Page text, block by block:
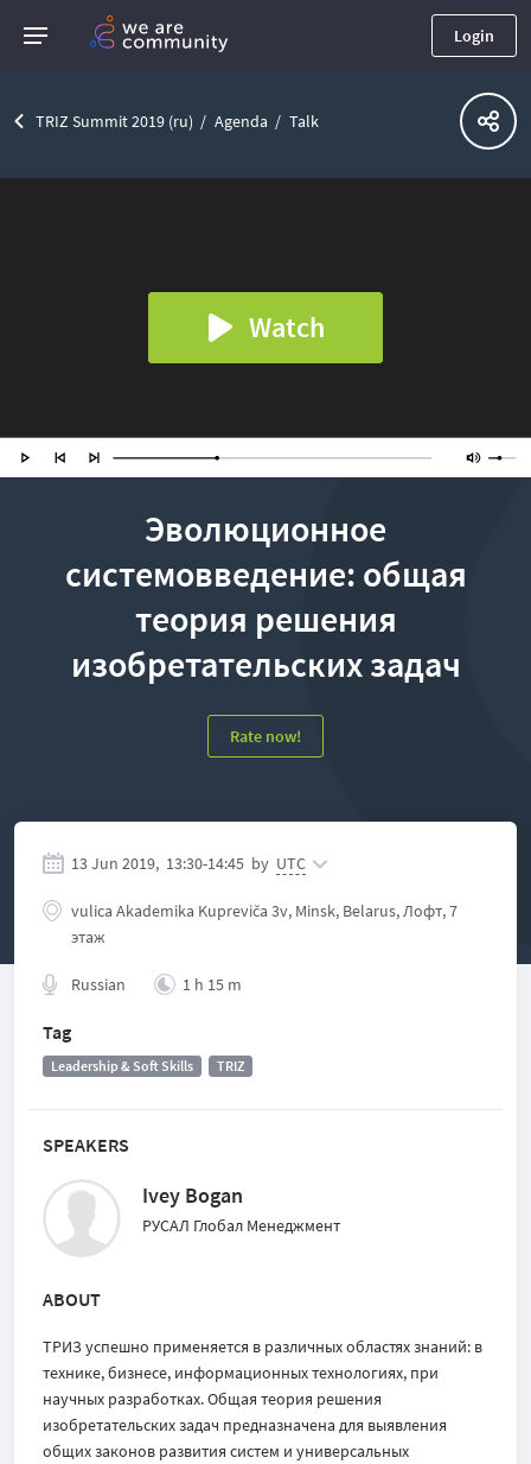
Login
TRIZ Summit 2019 (ru) Agenda Talk
Watch
Эволюционное
системовведение: общая
теория решения
изобретательских задач
Rate now!
SPEAKERS
Ivey Bogan
РУСАЛ Глобал Менеджмент
ABOUT
ТРИЗ успешно применяется в различных областях знаний: в
технике, бизнесе, информационных технологиях, при
научных разработках. Общая теория решения
изобретательских задач предназначена для выявления
общих законов развития систем и универсальных
13 Jun 2019, 13:30-14:45 by UTC
vulісa Akadеmіka Kuprеvіča 3v, Minsk, Belarus, Лофт, 7
этаж
Russian 1 h 15 m
Tag
Leadership & Soft Skills TRIZ